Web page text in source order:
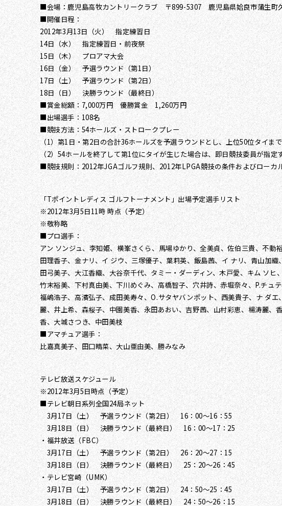
■会場：鹿児島高牧カントリークラブ 〒899-5307 鹿児島県姶良市蒲生
■開催日程：
2012年3月13日（火） 指定練習日
14日（水） 指定練習日・前夜祭
15日（木） プロアマ大会
16日（金） 予選ラウンド（第1日）
17日（土） 予選ラウンド（第2日）
18日（日） 決勝ラウンド（最終日）
■賞金総額：7,000万円 優勝賞金 1,260万円
■出場選手：108名
■競技方法：54ホールズ・ストロークプレー
（1）第1日・第2日の合計36ホールズを予選ラウンドとし、上位50位タイま
（2）54ホールを終了して第1位にタイが生じた場合は、即日競技委員が指
■競技規則：2012年JGAゴルフ規則、2012年LPGA競技の条件およびローカ
「Tポイントレディス ゴルフトーナメント」出場予定選手リスト
※2012年3月5日11時 時点（予定）
※敬称略
■プロ選手：
アン ソンジュ、李知姫、横峯さくら、馬場ゆかり、全美貞、佐伯三貴、不
田理香子、金ナリ、イ ジウ、三塚優子、葉莉英、飯島茜、イ ナリ、青山加
田弓美子、大江香織、大谷奈千代、タミー・ダーディン、木戸愛、キム ソ
竹末裕美、下村真由美、下川めぐみ、高橋智子、穴井詩、赤堀奈々、P.チ
福嶋浩子、高濱弘子、成田美寿々、O.サタヤバンポット、西美貴子、ナ ダ
麗、井上希、森桜子、中園美香、永田あおい、吉野茜、山村彩恵、楊涛麗
香、大城さつき、中田美枝
■アマチュア選手：
比嘉真美子、田口晴菜、大山亜由美、勝みなみ
テレビ放送スケジュール
※2012年3月5日時点（予定）
■テレビ朝日系列全国24局ネット
3月17日（土） 予選ラウンド（第2日） 16：00～16：55
3月18日（日） 決勝ラウンド（最終日） 16：00～17：25
・福井放送（FBC）
3月17日（土） 予選ラウンド（第2日） 26：20～27：15
3月18日（日） 決勝ラウンド（最終日） 25：20～26：45
・テレビ宮崎（UMK）
3月17日（土） 予選ラウンド（第2日） 24：50～25：45
3月18日（日） 決勝ラウンド（最終日） 24：50～26：15